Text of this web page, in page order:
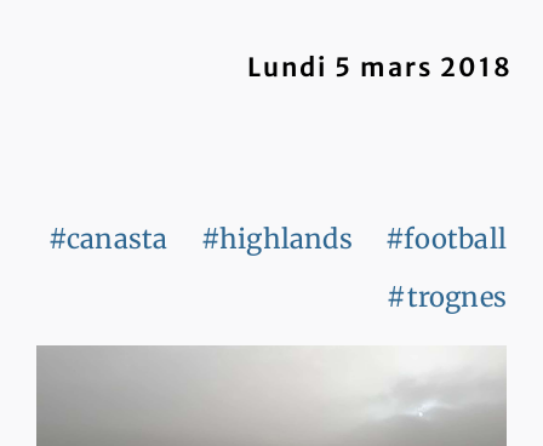
Lundi 5 mars 2018
#canasta #highlands
#football
#trognes